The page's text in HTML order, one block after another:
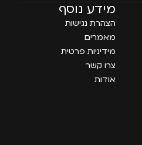
מידע נוסף
הצהרת נגישות
מאמרים
מידיניות פרטית
צרו קשר
אודות